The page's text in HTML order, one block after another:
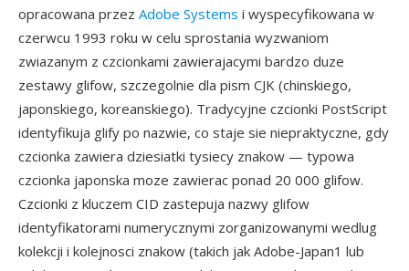
opracowana przez Adobe Systems i wyspecyfikowana w
czerwcu 1993 roku w celu sprostania wyzwaniom
zwiazanym z czcionkami zawierajacymi bardzo duze
zestawy glifow, szczegolnie dla pism CJK (chinskiego,
japonskiego, koreanskiego). Tradycyjne czcionki PostScript
identyfikuja glify po nazwie, co staje sie niepraktyczne, gdy
czcionka zawiera dziesiatki tysiecy znakow — typowa
czcionka japonska moze zawierac ponad 20 000 glifow.
Czcionki z kluczem CID zastepuja nazwy glifow
identyfikatorami numerycznymi zorganizowanymi wedlug
kolekcji i kolejnosci znakow (takich jak Adobe-Japan1 lub